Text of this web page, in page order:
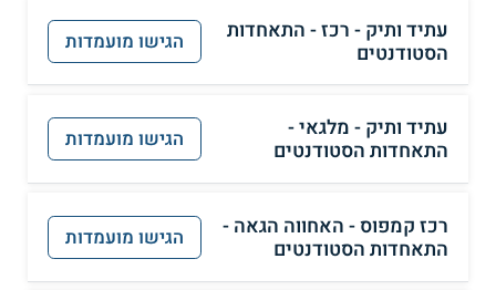
עתיד ותיק - רכז - התאחדות
הסטודנטים
הגישו מועמדות
עתיד ותיק - מלגאי -
התאחדות הסטודנטים
הגישו מועמדות
רכז קמפוס - האחווה הגאה -
התאחדות הסטודנטים
הגישו מועמדות